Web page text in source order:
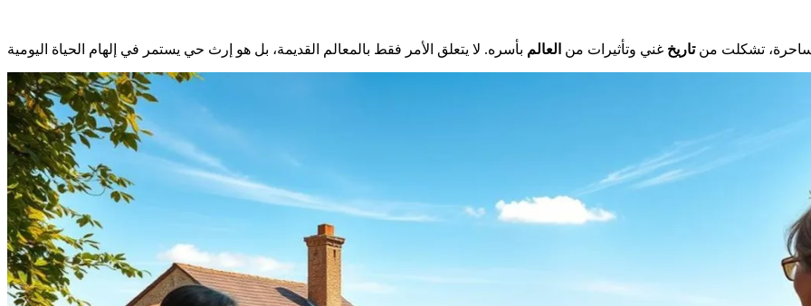
ساحرة، تشكلت منتاريخ غني وتأثيرات من العالم